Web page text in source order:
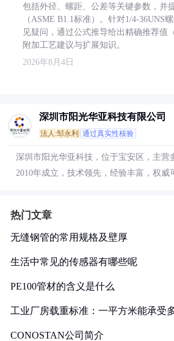
包括外径、螺距、公差等关键参数，并
（ASME B1.1标准）。针对1/4-36UNS
见疑问，通过公式推导给出精确推荐值
附加工艺建议与扩展知识。
2026年8月4日
深圳市阳光华亚科技有限公司
法人:邹永利 通过真实性核验
深圳市阳光华亚科技，位于宝安区，主营
2010年成立，技术领先，经验丰富，权威
热门文章
无缝钢管的常用规格及壁厚
生活中常见的传感器有哪些呢
PE100管材的含义是什么
工业厂房载重标准：一平方米能承受
CONOSTAN公司简介